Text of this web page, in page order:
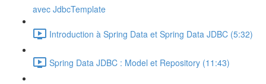
avec JdbcTemplate
Introduction à Spring Data et Spring Data JDBC (5:32)
Spring Data JDBC : Model et Repository (11:43)